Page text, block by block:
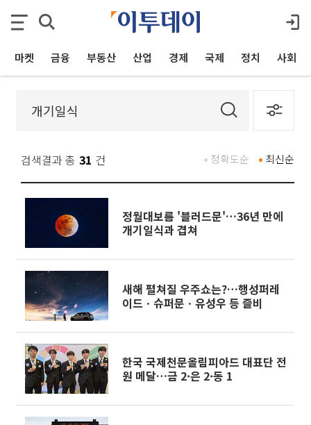
마켓 금융 부동산 산업 경제 국제 정치 사회
검색결과 총 31 건 최신순
정확도순
정월대보름 '블러드문'…36년 만에
개기일식과 겹쳐
새해 펼쳐질 우주쇼는?…행성퍼레
이드ㆍ슈퍼문ㆍ유성우 등 즐비
한국 국제천문올림피아드 대표단 전
원 메달…금 2·은 2·동 1